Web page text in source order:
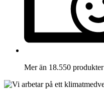
Mer än 18.550 produkter